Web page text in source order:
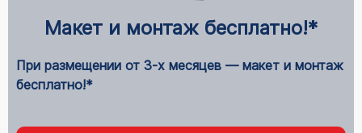
Макет и монтаж бесплатно!*
При размещении от 3-х месяцев — макет и монтаж
бесплатно!*